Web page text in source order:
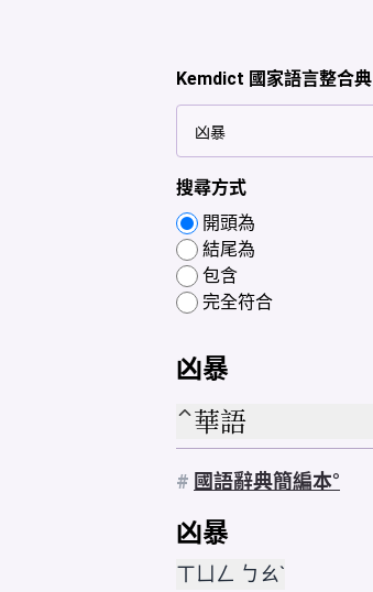
Kemdict 國家語言整合典
搜尋方式
開頭為
結尾為
包含
完全符合
凶暴
華語
# 國語辭典簡編本
凶暴
ㄒㄩㄥ ㄅㄠˋ